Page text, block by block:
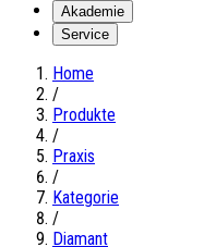
Akademie
Service
Home
/
Produkte
/
Praxis
/
Kategorie
/
Diamant